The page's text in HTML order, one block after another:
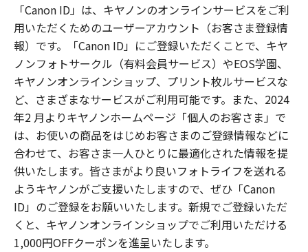
「Canon ID」は、キヤノンのオンラインサービスをご利
用いただくためのユーザーアカウント（お客さま登録情
報）です。「Canon ID」にご登録いただくことで、キヤ
ノンフォトサークル（有料会員サービス）やEOS学園、
キヤノンオンラインショップ、プリント枚ルサービスな
ど、さまざまなサービスがご利用可能です。また、2024
年2 月よりキヤノンホームページ「個人のお客さま」で
は、お使いの商品をはじめお客さまのご登録情報などに
合わせて、お客さま一人ひとりに最適化された情報を提
供いたします。皆さまがより良いフォトライフを送れる
ようキヤノンがご支援いたしますので、ぜひ「Canon
ID」のご登録をお願いいたします。新規でご登録いただ
くと、キヤノンオンラインショップでご利用いただける
1,000円OFFクーポンを進呈いたします。